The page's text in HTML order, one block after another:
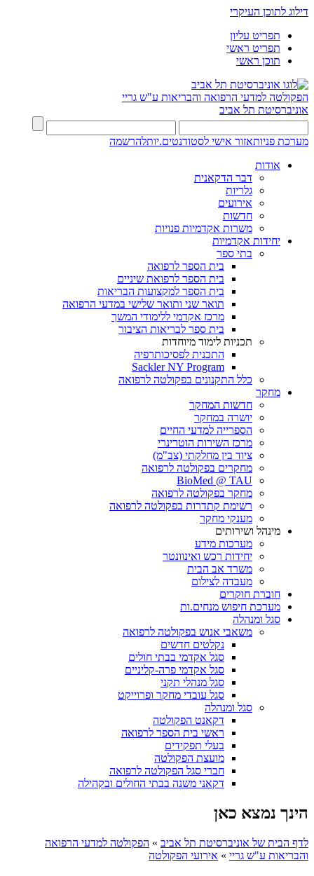
דילוג לתוכן העיקרי
תפריט עליון
תפריט ראשי
תוכן ראשי
הפקולטה למדעי הרפואה והבריאות ע"ש גריי
אוניברסיטת תל אביב
מערכת פניותאזור אישי לסטודנטים.יותלהרשמה
אודות
דבר הדקאנית
גלריות
אירועים
חדשות
משרות אקדמיות פנויות
יחידות אקדמיות
בתי ספר
בית הספר לרפואה
בית הספר לרפואת שיניים
בית הספר למקצועות הבריאות
תואר שני ותואר שלישי במדעי הרפואה
מרכז אקדמי ללימודי המשך
בית ספר לבריאות הציבור
תכניות לימוד מיוחדות
התכנית לפסיכותרפיה
Sackler NY Program
כלל התקנונים בפקולטה לרפואה
מחקר
חדשות המחקר
יושרה במחקר
הספרייה למדעי החיים
מרכז השירות הוטרינרי
ציוד בין מחלקתי (צב"מ)
מחקרים בפקולטה לרפואה
BioMed @ TAU
מחקר בפקולטה לרפואה
רשימת קתדרות בפקולטה לרפואה
מענקי מחקר
מינהל ושירותים
מערכות מידע
יחידות רכש ואינוונטר
משרד אב הבית
מעבדה לצילום
חוברת חוקרים
מערכת חיפוש מנחים.ות
סגל ומנהלה
משאבי אנוש בפקולטה לרפואה
נקלטים חדשים
סגל אקדמי בבתי חולים
סגל אקדמי פרה-קליניים
סגל מנהלי תקני
סגל עובדי מחקר ופרוייקט
סגל ומנהלה
דקאנט הפקולטה
ראשי בית הספר לרפואה
בעלי תפקידים
מועצת הפקולטה
חברי סגל הפקולטה לרפואה
דקאני משנה בבתי החולים ובקהילה
הינך נמצא כאן
לדף הבית של אוניברסיטת תל אביב » הפקולטה למדעי הרפואה
והבריאות ע"ש גריי » אירועי הפקולטה